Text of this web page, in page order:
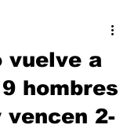
vuelve a
hombres
vencen 2-